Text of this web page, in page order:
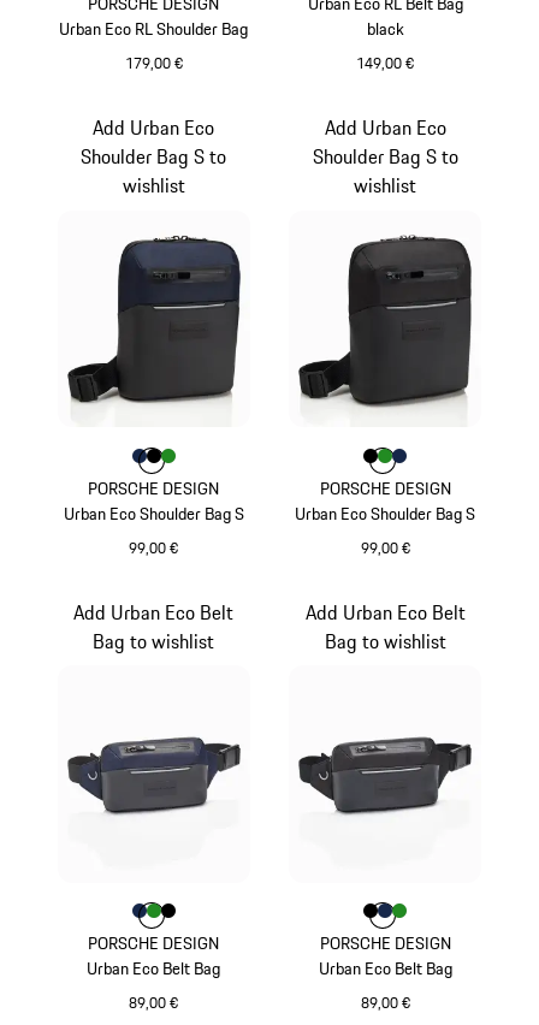
Urban Eco RL Shoulder Bag
179,00 €
black
149,00 €
PORSCHE DESIGN
Urban Eco Shoulder Bag S
99,00 €
Add Urban Eco
Shoulder Bag S to
wishlist
Farbe
Farbe
FarbeFarbe
PORSCHE DESIGN
Urban Eco Shoulder Bag S
99,00 €
Add Urban Eco
Shoulder Bag S to
wishlist
Farbe
Farbe
FarbeFarbe
PORSCHE DESIGN
Urban Eco Belt Bag
89,00 €
Add Urban Eco Belt
Bag to wishlist
Farbe
Farbe
FarbeFarbe
PORSCHE DESIGN
Urban Eco Belt Bag
89,00 €
Add Urban Eco Belt
Bag to wishlist
Farbe
Farbe
FarbeFarbe